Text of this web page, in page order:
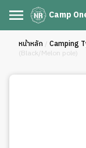
Camp
หน้าหลัก / Camping
(Black/Melon pole)